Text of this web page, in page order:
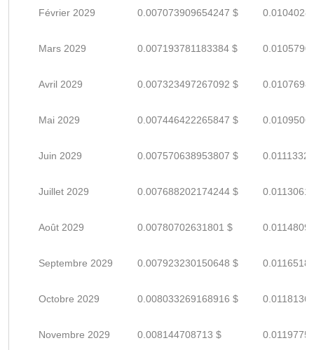
Février 2029 0.007073909654247 $
Mars 2029 0.007193781183384 $
Avril 2029 0.007323497267092 $
Mai 2029 0.007446422265847 $
Juin 2029 0.007570638953807 $
Juillet 2029 0.007688202174244 $
Août 2029 0.00780702631801 $
Septembre 2029 0.007923230150648 $
Octobre 2029 0.008033269168916 $
Novembre 2029 0.008144708713 $